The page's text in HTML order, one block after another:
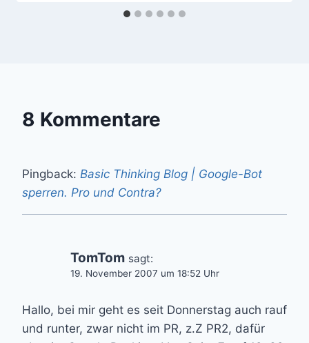
8 Kommentare
Pingback: Basic Thinking Blog | Google-Bot
sperren. Pro und Contra?
TomTom sagt:
19. November 2007 um 18:52 Uhr
Hallo, bei mir geht es seit Donnerstag auch rauf
und runter, zwar nicht im PR, z.Z PR2, dafür